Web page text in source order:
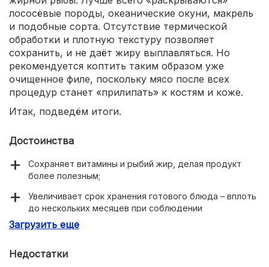
лососёвые породы, океанические окуни, макрель
и подобные сорта. Отсутствие термической
обработки и плотную текстуру позволяет
сохранить, и не даёт жиру выплавляться. Но
рекомендуется коптить таким образом уже
очищенное филе, поскольку мясо после всех
процедур станет «прилипать» к костям и коже.
Итак, подведём итоги.
Достоинства
Сохраняет витамины и рыбий жир, делая продукт
более полезным;
Увеличивает срок хранения готового блюда – вплоть
до нескольких месяцев при соблюдении
температуры и влажности;
позволяя сохранить их естественными;
Загрузить еще
Недостатки